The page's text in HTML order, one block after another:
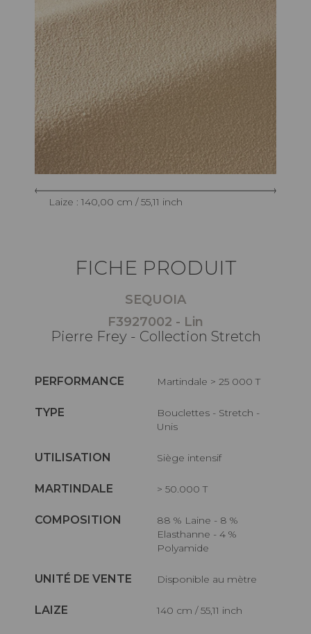
Laize : 140,00 cm / 55,11 inch
FICHE PRODUIT
SEQUOIA
F3927002 - Lin
Pierre Frey - Collection Stretch
PERFORMANCE Martindale > 25 000 T
TYPE
Bouclettes - Stretch -
Unis
UTILISATION Siège intensif
MARTINDALE > 50.000 T
COMPOSITION
88 % Laine - 8 %
Elasthanne - 4 %
Polyamide
UNITÉ DE VENTE Disponible au mètre
LAIZE 140 cm / 55,11 inch